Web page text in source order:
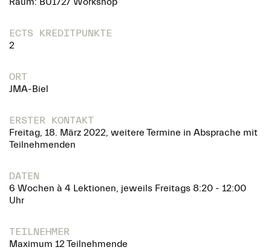
ECTS KREDITPUNKTE
2
ORT
JMA-Biel
ERSTER KONTAKT
Freitag, 18. März 2022, weitere Termine in Absprache mit
Teilnehmenden
DATEN
6 Wochen à 4 Lektionen, jeweils Freitags 8:20 - 12:00
Uhr
TEILNEHMER
Maximum 12 Teilnehmende